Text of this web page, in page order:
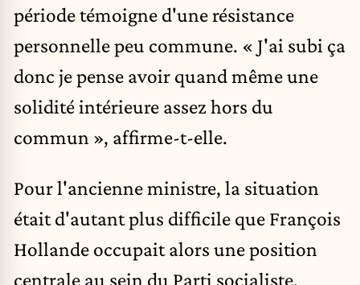
période témoigne d'une résistance
personnelle peu commune. « J'ai subi ça
donc je pense avoir quand même une
solidité intérieure assez hors du
commun », affirme-t-elle.
Pour l'ancienne ministre, la situation
était d'autant plus difficile que François
Hollande occupait alors une position
centrale au sein du Parti socialiste.